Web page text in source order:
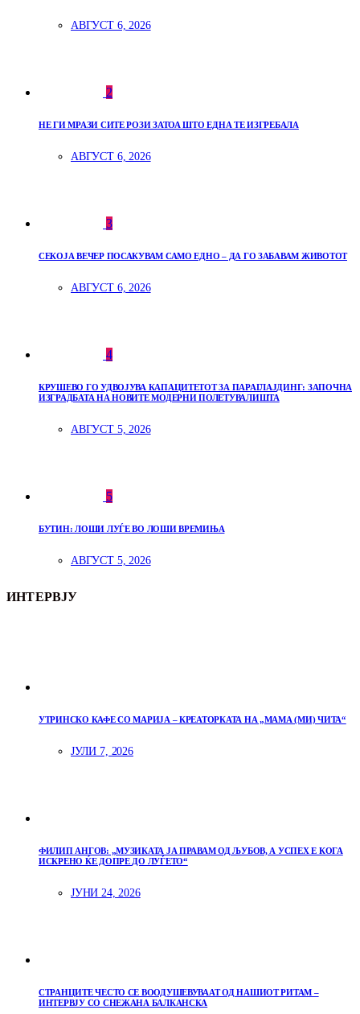
АВГУСТ 6, 2026
2
НЕ ГИ МРАЗИ СИТЕ РОЗИ ЗАТОА ШТО ЕДНА ТЕ ИЗГРЕБАЛА
АВГУСТ 6, 2026
3
СЕКОЈА ВЕЧЕР ПОСАКУВАМ САМО ЕДНО – ДА ГО ЗАБАВАМ ЖИВОТОТ
АВГУСТ 6, 2026
4
КРУШЕВО ГО УДВОЈУВА КАПАЦИТЕТОТ ЗА ПАРАГЛАЈДИНГ: ЗАПОЧНА
ИЗГРАДБАТА НА НОВИТЕ МОДЕРНИ ПОЛЕТУВАЛИШТА
АВГУСТ 5, 2026
5
БУТИН: ЛОШИ ЛУЃЕ ВО ЛОШИ ВРЕМИЊА
АВГУСТ 5, 2026
ИНТЕРВЈУ
УТРИНСКО КАФЕ СО МАРИЈА – КРЕАТОРКАТА НА „МАМА (МИ) ЧИТА“
ЈУЛИ 7, 2026
ФИЛИП АНГОВ: „МУЗИКАТА ЈА ПРАВАМ ОД ЉУБОВ, А УСПЕХ Е КОГА
ИСКРЕНО ЌЕ ДОПРЕ ДО ЛУЃЕТО“
ЈУНИ 24, 2026
СТРАНЦИТЕ ЧЕСТО СЕ ВООДУШЕВУВААТ ОД НАШИОТ РИТАМ –
ИНТЕРВЈУ СО СНЕЖАНА БАЛКАНСКА